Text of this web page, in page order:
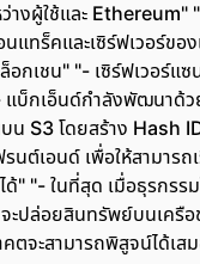
างผู้ใช้และ Ethereum"
แทร็คและเซิร์ฟเวอร์ข
อกเชน" "- เซิร์ฟเวอร์แ
บ็กเอ็นด์กำลังพัฒนาด้ว
น S3 โดยสร้าง Hash
นต์เอนด์ เพื่อให้สามารถ
" "- ในที่สุด เมื่อธุรกรร
ปล่อยสินทรัพย์บนเครือ
คตจะสามารถพิสูจน์ได้เ